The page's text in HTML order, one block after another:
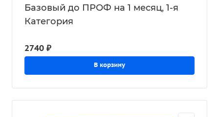
Базовый до ПРОФ на 1 месяц, 1-я
Категория
2740 ₽
В корзину